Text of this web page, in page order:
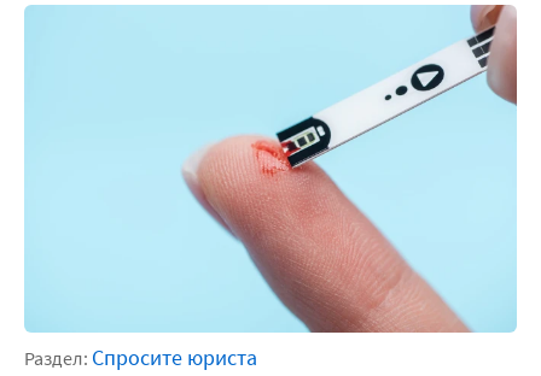
Раздел: Спросите юриста